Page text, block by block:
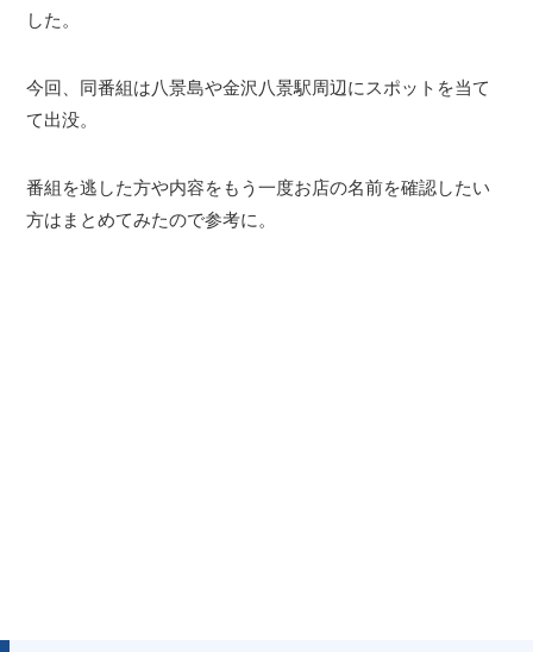
した。
今回、同番組は八景島や金沢八景駅周辺にスポットを当て
て出没。
番組を逃した方や内容をもう一度お店の名前を確認したい
方はまとめてみたので参考に。